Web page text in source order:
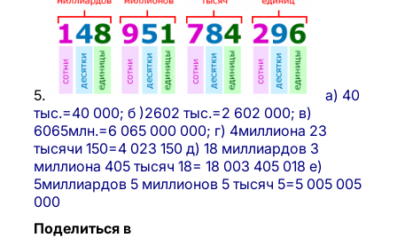
5.
а) 40
тыс.=40 000; б )2602 тыс.=2 602 000; в)
6065млн.=6 065 000 000; г) 4миллиона 23
тысячи 150=4 023 150 д) 18 миллиардов 3
миллиона 405 тысяч 18= 18 003 405 018 е)
5миллиардов 5 миллионов 5 тысяч 5=5 005 005
000
Поделиться в